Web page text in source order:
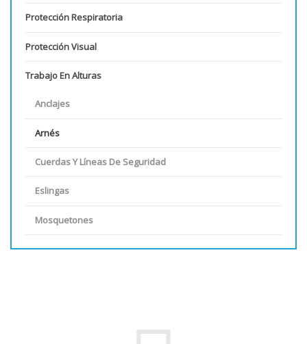
Protección Respiratoria
Protección Visual
Trabajo En Alturas
Anclajes
Arnés
Cuerdas Y Líneas De Seguridad
Eslingas
Mosquetones